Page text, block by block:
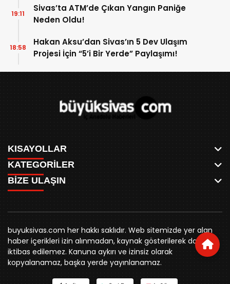
Sivas’ta ATM’de Çıkan Yangın Paniğe
Neden Oldu!
19:11
Hakan Aksu’dan Sivas’ın 5 Dev Ulaşım
Projesi İçin “5’i Bir Yerde” Paylaşımı!
18:58
KISAYOLLAR
ANASAYFA
AKSU CANLI
MEYDAN CANLI
MEDRESELER CANLI
MERAKÜM CANLI
YUKARI TEKKE CANLI
KURUMSAL KİMLİK
REKLAM FİYATLARI
BİZE ULAŞIN
KÜNYE
KATEGORİLER
WHATSAPP
SPOR
SİYASET
BELEDİYE
SİVAS VALİLİĞİ
ÜNİVERSİTE
KURUMLAR
STK
YORUM
BİZE ULAŞIN
0346 221 00 60
buyuksivashaber@gmail.com
Örtülüpınar Mah. İnönü Bulvarı Özkahya Apt. Kat:3 D:7
Sivas
buyuksivas.com her hakkı saklıdır. Web sitemizde yer alan
haber içerikleri izin alınmadan, kaynak gösterilerek dahi
iktibas edilemez. Kanuna aykırı ve izinsiz olarak
kopyalanamaz, başka yerde yayınlanamaz.